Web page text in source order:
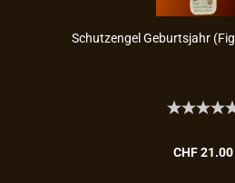
Schutz­en­gel Ge­burts­jahr
CHF 21.00